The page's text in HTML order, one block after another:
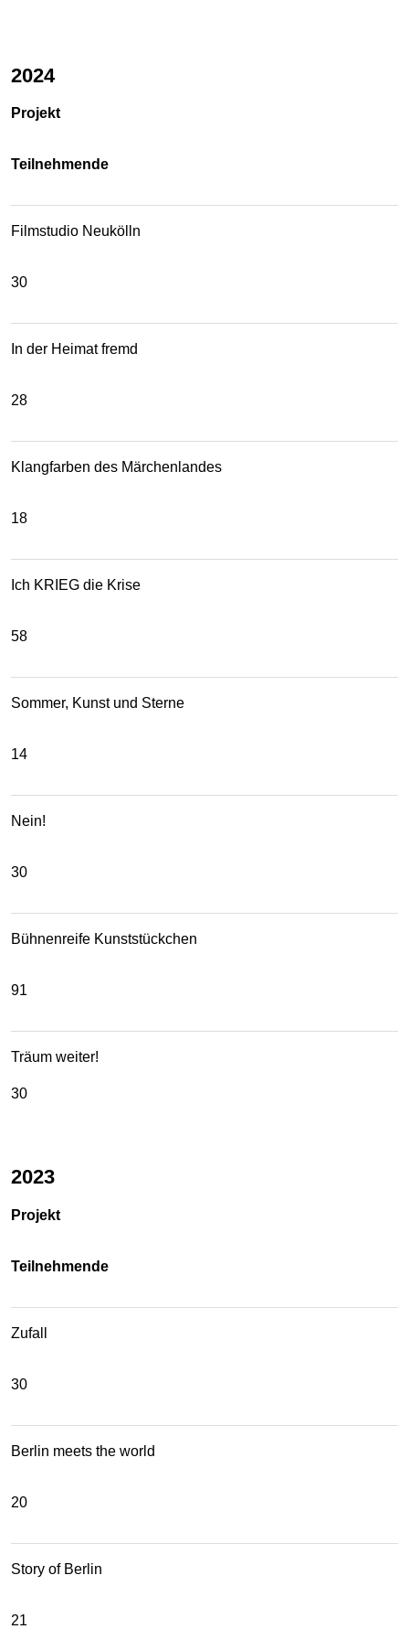
2024
Projekt
Teilnehmende
Filmstudio Neukölln
30
In der Heimat fremd
28
Klangfarben des Märchenlandes
18
Ich KRIEG die Krise
58
Sommer, Kunst und Sterne
14
Nein!
30
Bühnenreife Kunststückchen
91
Träum weiter!
30
2023
Projekt
Teilnehmende
Zufall
30
Berlin meets the world
20
Story of Berlin
21